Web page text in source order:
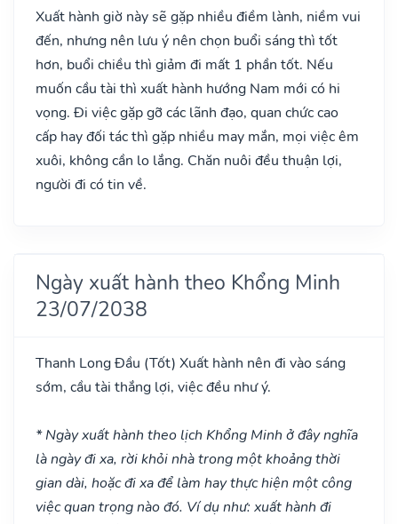
Xuất hành giờ này sẽ gặp nhiều điềm lành, niềm vui
đến, nhưng nên lưu ý nên chọn buổi sáng thì tốt
hơn, buổi chiều thì giảm đi mất 1 phần tốt. Nếu
muốn cầu tài thì xuất hành hướng Nam mới có hi
vọng. Đi việc gặp gỡ các lãnh đạo, quan chức cao
cấp hay đối tác thì gặp nhiều may mắn, mọi việc êm
xuôi, không cần lo lắng. Chăn nuôi đều thuận lợi,
người đi có tin về.
Ngày xuất hành theo Khổng Minh
23/07/2038
Thanh Long Đầu (Tốt) Xuất hành nên đi vào sáng
sớm, cầu tài thắng lợi, việc đều như ý.
* Ngày xuất hành theo lịch Khổng Minh ở đây nghĩa
là ngày đi xa, rời khỏi nhà trong một khoảng thời
gian dài, hoặc đi xa để làm hay thực hiện một công
việc quan trọng nào đó. Ví dụ như: xuất hành đi